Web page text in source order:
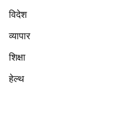
विदेश
व्यापार
शिक्षा
हेल्थ